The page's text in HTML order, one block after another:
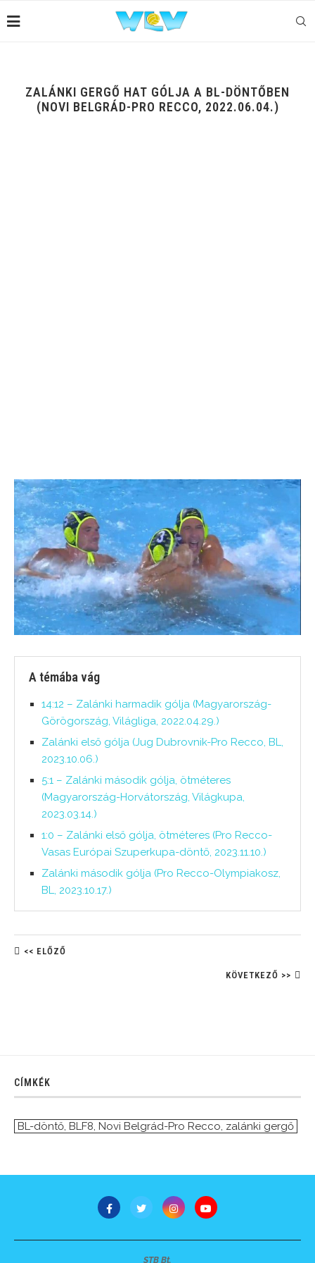
ZALÁNKI GERGŐ HAT GÓLJA A BL-DÖNTŐBEN
(NOVI BELGRÁD-PRO RECCO, 2022.06.04.)
A témába vág
14:12 – Zalánki harmadik gólja (Magyarország-
Görögország, Világliga, 2022.04.29.)
Zalánki első gólja (Jug Dubrovnik-Pro Recco, BL,
2023.10.06.)
5:1 – Zalánki második gólja, ötméteres
(Magyarország-Horvátország, Világkupa,
2023.03.14.)
1:0 – Zalánki első gólja, ötméteres (Pro Recco-
Vasas Európai Szuperkupa-döntő, 2023.11.10.)
Zalánki második gólja (Pro Recco-Olympiakosz,
BL, 2023.10.17.)
<< ELŐZŐ
KÖVETKEZŐ >>
CÍMKÉK
BL-döntő, BLF8, Novi Belgrád-Pro Recco, zalánki gergő
STB Bt.